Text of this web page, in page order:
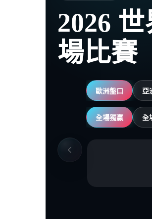
2026
場比賽
歐洲盤口 亞
全場獨贏 全